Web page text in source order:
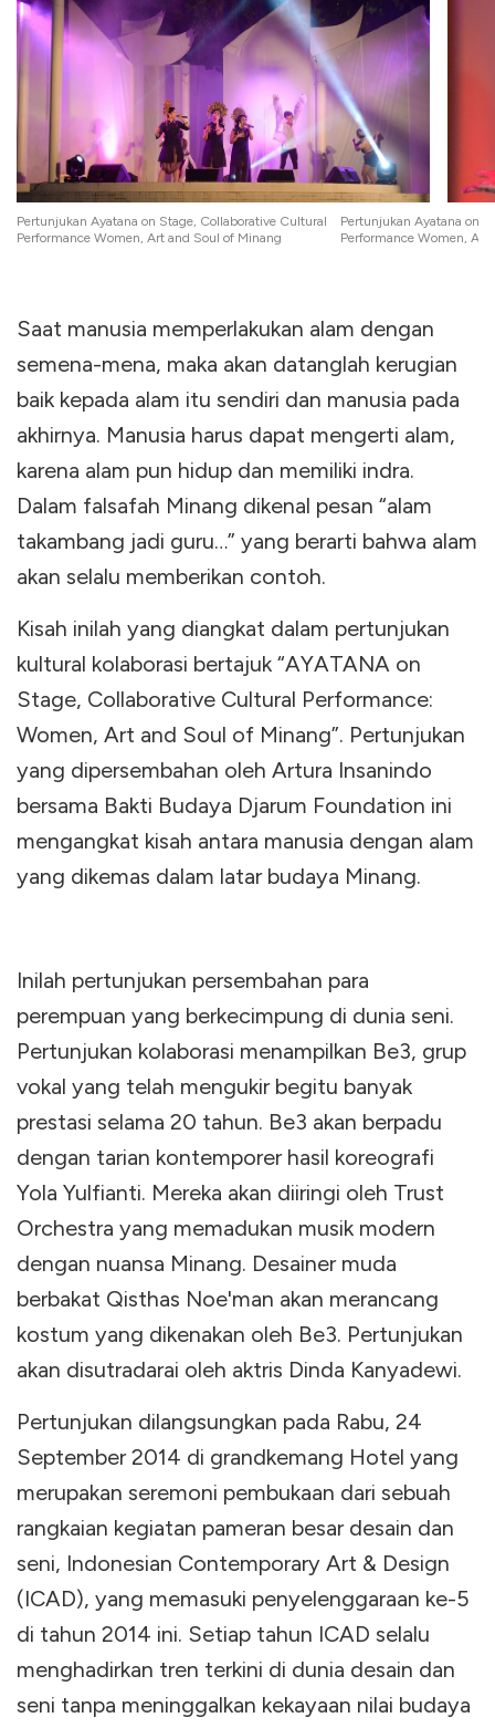
Pertunjukan Ayatana on Stage, Collaborative Cultural
Performance Women, Art and Soul of Minang
Pertunjukan Ayatana on
Performance Women, Art
Saat manusia memperlakukan alam dengan
semena-mena, maka akan datanglah kerugian
baik kepada alam itu sendiri dan manusia pada
akhirnya. Manusia harus dapat mengerti alam,
karena alam pun hidup dan memiliki indra.
Dalam falsafah Minang dikenal pesan “alam
takambang jadi guru…” yang berarti bahwa alam
akan selalu memberikan contoh.
Kisah inilah yang diangkat dalam pertunjukan
kultural kolaborasi bertajuk “AYATANA on
Stage, Collaborative Cultural Performance:
Women, Art and Soul of Minang”. Pertunjukan
yang dipersembahan oleh Artura Insanindo
bersama Bakti Budaya Djarum Foundation ini
mengangkat kisah antara manusia dengan alam
yang dikemas dalam latar budaya Minang.
Inilah pertunjukan persembahan para
perempuan yang berkecimpung di dunia seni.
Pertunjukan kolaborasi menampilkan Be3, grup
vokal yang telah mengukir begitu banyak
prestasi selama 20 tahun. Be3 akan berpadu
dengan tarian kontemporer hasil koreografi
Yola Yulfianti. Mereka akan diiringi oleh Trust
Orchestra yang memadukan musik modern
dengan nuansa Minang. Desainer muda
berbakat Qisthas Noe'man akan merancang
kostum yang dikenakan oleh Be3. Pertunjukan
akan disutradarai oleh aktris Dinda Kanyadewi.
Pertunjukan dilangsungkan pada Rabu, 24
September 2014 di grandkemang Hotel yang
merupakan seremoni pembukaan dari sebuah
rangkaian kegiatan pameran besar desain dan
seni, Indonesian Contemporary Art & Design
(ICAD), yang memasuki penyelenggaraan ke-5
di tahun 2014 ini. Setiap tahun ICAD selalu
menghadirkan tren terkini di dunia desain dan
seni tanpa meninggalkan kekayaan nilai budaya